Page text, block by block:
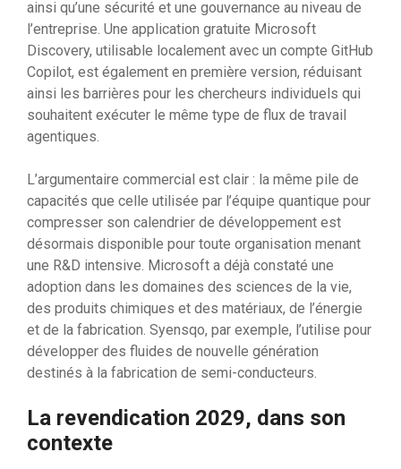
ainsi qu’une sécurité et une gouvernance au niveau de
l’entreprise. Une application gratuite Microsoft
Discovery, utilisable localement avec un compte GitHub
Copilot, est également en première version, réduisant
ainsi les barrières pour les chercheurs individuels qui
souhaitent exécuter le même type de flux de travail
agentiques.
L’argumentaire commercial est clair : la même pile de
capacités que celle utilisée par l’équipe quantique pour
compresser son calendrier de développement est
désormais disponible pour toute organisation menant
une R&D intensive. Microsoft a déjà constaté une
adoption dans les domaines des sciences de la vie,
des produits chimiques et des matériaux, de l’énergie
et de la fabrication. Syensqo, par exemple, l’utilise pour
développer des fluides de nouvelle génération
destinés à la fabrication de semi-conducteurs.
La revendication 2029, dans son
contexte